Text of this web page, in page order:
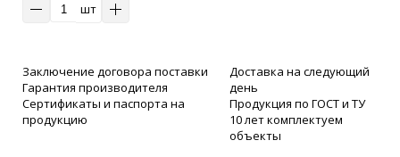
шт
Заключение договора поставки
Гарантия производителя
Сертификаты и паспорта на
продукцию
Доставка на следующий
день
Продукция по ГОСТ и ТУ
10 лет комплектуем
объекты